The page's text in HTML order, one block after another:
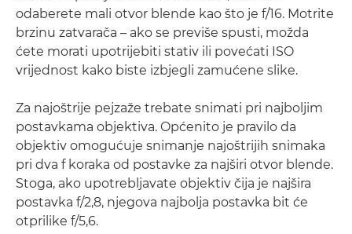
odaberete mali otvor blende kao što je f/16. Motrite
brzinu zatvarača – ako se previše spusti, možda
ćete morati upotrijebiti stativ ili povećati ISO
vrijednost kako biste izbjegli zamućene slike.
Za najoštrije pejzaže trebate snimati pri najboljim
postavkama objektiva. Općenito je pravilo da
objektiv omogućuje snimanje najoštrijih snimaka
pri dva f koraka od postavke za najširi otvor blende.
Stoga, ako upotrebljavate objektiv čija je najšira
postavka f/2,8, njegova najbolja postavka bit će
otprilike f/5,6.